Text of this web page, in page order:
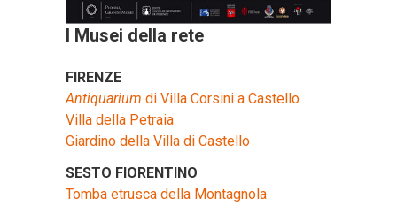
I Musei della rete
FIRENZE
Antiquarium di Villa Corsini a Castello
Villa della Petraia
Giardino della Villa di Castello
SESTO FIORENTINO
Tomba etrusca della Montagnola